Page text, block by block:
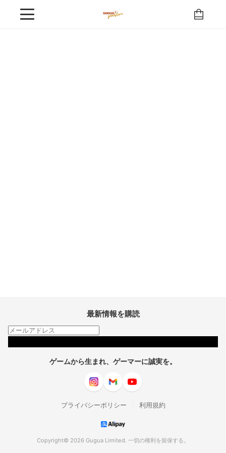
ゲームから生まれ、ゲーマーに誠実を。
プライバシーポリシー 利用規約
Copyright© 2026 Gugua Limited. 一切の権利を留保する。
最新情報を購読